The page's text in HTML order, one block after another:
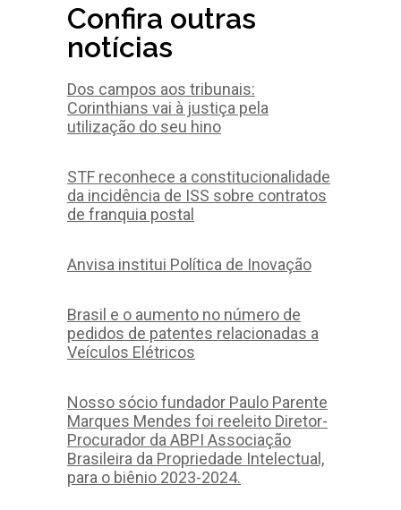
Confira outras
notícias
Dos campos aos tribunais:
Corinthians vai à justiça pela
utilização do seu hino
STF reconhece a constitucionalidade
da incidência de ISS sobre contratos
de franquia postal
Anvisa institui Política de Inovação
Brasil e o aumento no número de
pedidos de patentes relacionadas a
Veículos Elétricos
Nosso sócio fundador Paulo Parente
Marques Mendes foi reeleito Diretor-
Procurador da ABPI Associação
Brasileira da Propriedade Intelectual,
para o biênio 2023-2024.